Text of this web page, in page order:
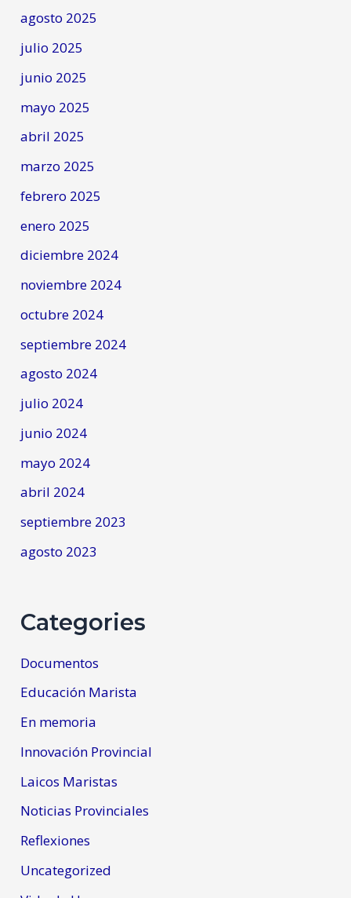
agosto 2025
julio 2025
junio 2025
mayo 2025
abril 2025
marzo 2025
febrero 2025
enero 2025
diciembre 2024
noviembre 2024
octubre 2024
septiembre 2024
agosto 2024
julio 2024
junio 2024
mayo 2024
abril 2024
septiembre 2023
agosto 2023
Categories
Documentos
Educación Marista
En memoria
Innovación Provincial
Laicos Maristas
Noticias Provinciales
Reflexiones
Uncategorized